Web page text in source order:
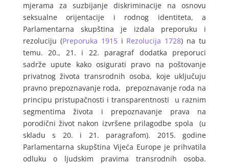
mjerama za suzbijanje diskriminacije na osnovu
seksualne orijentacije i rodnog identiteta, a
Parlamentarna skupština je izdala preporuku i
rezoluciju (Preporuka 1915i Rezolucija 1728) na tu
temu. 20., 21. i 22. paragraf dodatka preporuci
sadrže upute kako osigurati pravo na poštovanje
privatnog života transrodnih osoba, koje uključuju
pravno prepoznavanje roda, prepoznavanje roda na
principu pristupačnosti i transparentnosti u raznim
segmentima života i prepoznavanje prava na
porodični život nakon izvršene prilagodbe spola (u
skladu s 20. i 21. paragrafom). 2015. godine
Parlamentarna skupština Vijeća Europe je prihvatila
odluku o ljudskim pravima transrodnih osoba.